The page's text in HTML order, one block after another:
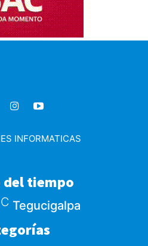
INFORMATICAS
del tiempo
C Tegucigalpa